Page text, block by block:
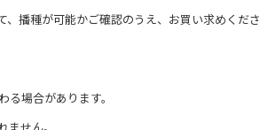
播種が可能かご確認のうえ、お買い求めくださ
場合があります。